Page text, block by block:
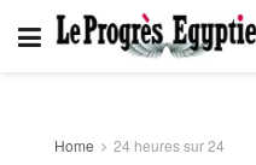
Home 24 heures sur 24